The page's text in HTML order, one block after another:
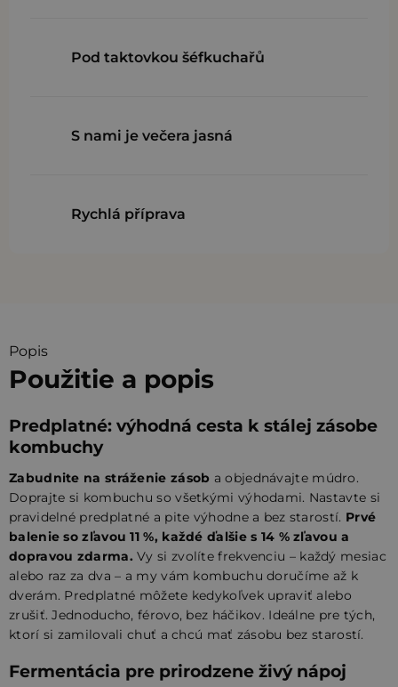
Pod taktovkou šéfkuchařů
S nami je večera jasná
Rychlá příprava
Popis
Použitie a popis
Predplatné: výhodná cesta k stálej zásobe
kombuchy
Zabudnite na stráženie zásob a objednávajte múdro.
Doprajte si kombuchu so všetkými výhodami. Nastavte si
pravidelné predplatné a pite výhodne a bez starostí. Prvé
balenie so zľavou 11 %, každé ďalšie s 14 % zľavou a
dopravou zdarma. Vy si zvolíte frekvenciu – každý mesiac
alebo raz za dva – a my vám kombuchu doručíme až k
dverám. Predplatné môžete kedykoľvek upraviť alebo
zrušiť. Jednoducho, férovo, bez háčikov. Ideálne pre tých,
ktorí si zamilovali chuť a chcú mať zásobu bez starostí.
Fermentácia pre prirodzene živý nápoj